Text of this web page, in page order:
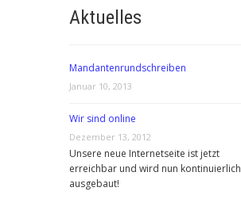
Aktuelles
Mandantenrundschreiben
Januar 10, 2013
Wir sind online
Dezember 13, 2012
Unsere neue Internetseite ist jetzt
erreichbar und wird nun kontinuierlich
ausgebaut!